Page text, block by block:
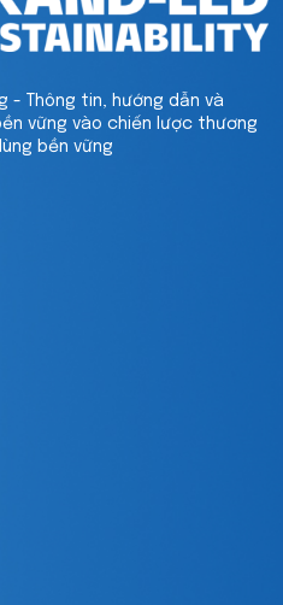
- Thông tin, hướng dẫn và
vững vào chiến lược thương
bền vững